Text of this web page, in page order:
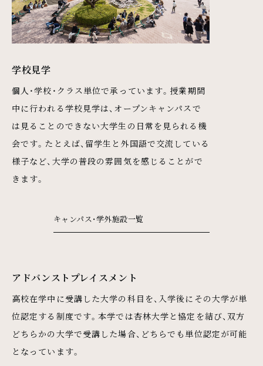
学校見学
個人・学校・クラス単位で承っています。授業期間
中に行われる学校見学は、オープンキャンパスで
は見ることのできない大学生の日常を見られる機
会です。たとえば、留学生と外国語で交流している
様子など、大学の普段の雰囲気を感じることがで
きます。
キャンパス・学外施設一覧
アドバンストプレイスメント
高校在学中に受講した大学の科目を、入学後にその大学が単
位認定する制度です。本学では杏林大学と協定を結び、双方
どちらかの大学で受講した場合、どちらでも単位認定が可能
となっています。